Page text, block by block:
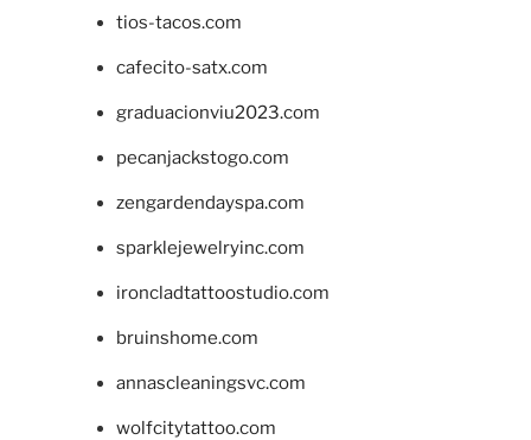
tios-tacos.com
cafecito-satx.com
graduacionviu2023.com
pecanjackstogo.com
zengardendayspa.com
sparklejewelryinc.com
ironcladtattoostudio.com
bruinshome.com
annascleaningsvc.com
wolfcitytattoo.com